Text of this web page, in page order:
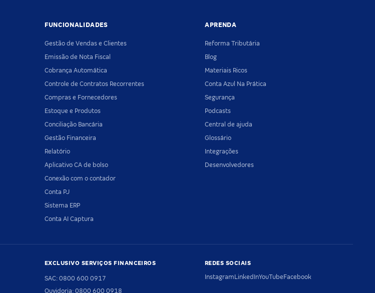
FUNCIONALIDADES
Gestão de Vendas e Clientes
Emissão de Nota Fiscal
Cobrança Automática
Controle de Contratos Recorrentes
Compras e Fornecedores
Estoque e Produtos
Conciliação Bancária
Gestão Financeira
Relatório
Aplicativo CA de bolso
Conexão com o contador
Conta PJ
Sistema ERP
Conta AI Captura
APRENDA
Reforma Tributária
Blog
Materiais Ricos
Conta Azul Na Prática
Segurança
Podcasts
Central de ajuda
Glossário
Integrações
Desenvolvedores
EXCLUSIVO SERVIÇOS FINANCEIROS
SAC: 0800 600 0917
Ouvidoria: 0800 600 0918
REDES SOCIAIS
InstagramLinkedInYouTubeFacebook